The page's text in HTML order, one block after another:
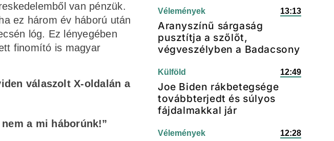
van pénzük.
ez három év háború után
lóg. Ez lényegében
finomító is magyar
válaszolt X-oldalán a
a mi háborúnk!”
Vélemények 13:13
Aranyszínű sárgaság
pusztítja a szőlőt,
végveszélyben a Badacsony
Külföld 12:49
Joe Biden rákbetegsége
továbbterjedt és súlyos
fájdalmakkal jár
Vélemények 12:28